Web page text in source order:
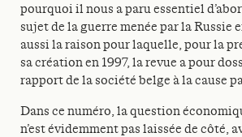
pourquoi il nous a paru essentiel
sujet de la guerre menée par la Russie
aussi la raison pour laquelle, pour la
sa création en 1997, la revue a pour
rapport de la société belge à la cause
Dans ce numéro, la question
n’est évidemment pas laissée de côté,